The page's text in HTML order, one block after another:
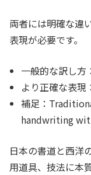
両者には明確な違
表現が必要です。
一般的な訳し
より正確な表
補足：
handwriting
日本の書道と西洋
用道具、技法に本